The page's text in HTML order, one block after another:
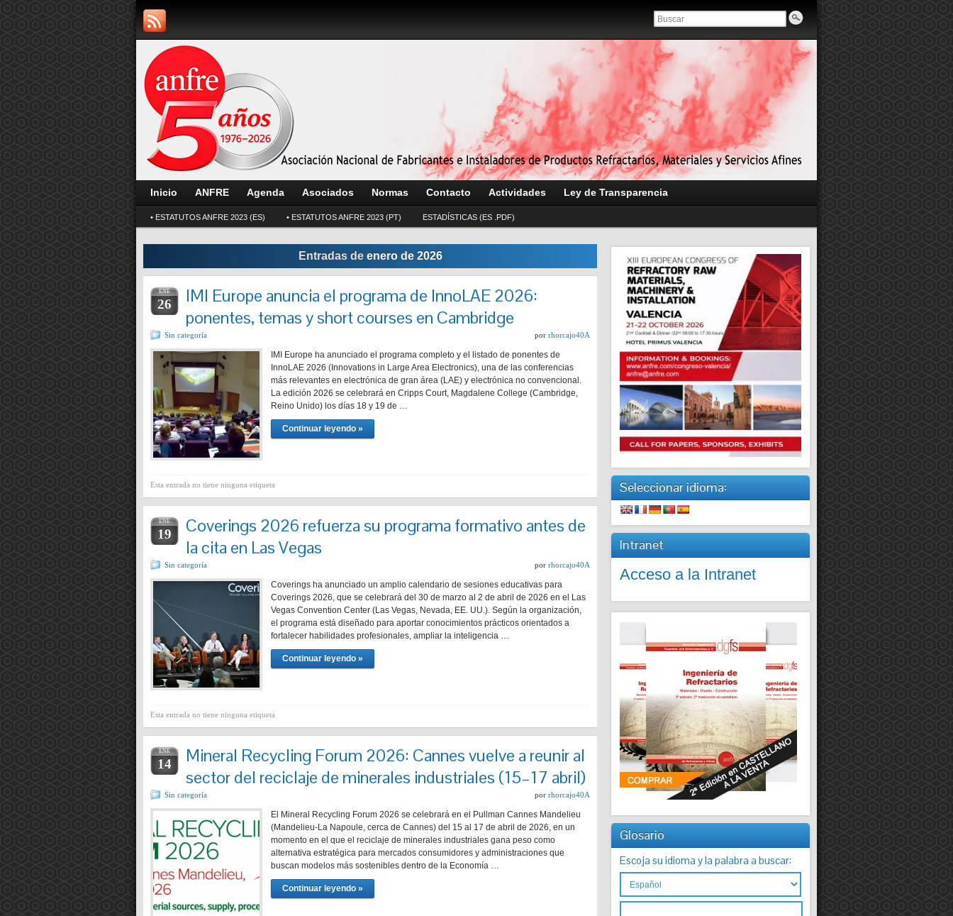
Inicio ANFRE Agenda Asociados Normas Contacto Actividades Ley de Transparencia
• ESTATUTOS ANFRE 2023 (ES) • ESTATUTOS ANFRE 2023 (PT) ESTADÍSTICAS (ES .PDF)
Entradas de enero de 2026
ENE
26
IMI Europe anuncia el programa de InnoLAE 2026:
ponentes, temas y short courses en Cambridge
Sin categoría por rhorcajo40A
IMI Europe ha anunciado el programa completo y el listado de ponentes de
InnoLAE 2026 (Innovations in Large Area Electronics), una de las conferencias
más relevantes en electrónica de gran área (LAE) y electrónica no convencional.
La edición 2026 se celebrará en Cripps Court, Magdalene College (Cambridge,
Reino Unido) los días 18 y 19 de …
Continuar leyendo »
Esta entrada no tiene ninguna etiqueta
ENE
19
Coverings 2026 refuerza su programa formativo antes de
la cita en Las Vegas
Sin categoría por rhorcajo40A
Coverings ha anunciado un amplio calendario de sesiones educativas para
Coverings 2026, que se celebrará del 30 de marzo al 2 de abril de 2026 en el Las
Vegas Convention Center (Las Vegas, Nevada, EE. UU.). Según la organización,
el programa está diseñado para aportar conocimientos prácticos orientados a
fortalecer habilidades profesionales, ampliar la inteligencia …
Continuar leyendo »
Esta entrada no tiene ninguna etiqueta
ENE
14
Mineral Recycling Forum 2026: Cannes vuelve a reunir al
sector del reciclaje de minerales industriales (15–17 abril)
Sin categoría por rhorcajo40A
El Mineral Recycling Forum 2026 se celebrará en el Pullman Cannes Mandelieu
(Mandelieu-La Napoule, cerca de Cannes) del 15 al 17 de abril de 2026, en un
momento en el que el reciclaje de minerales industriales gana peso como
alternativa estratégica para mercados consumidores y administraciones que
buscan modelos más sostenibles dentro de la Economía …
Continuar leyendo »
Seleccionar idioma:
Intranet
Acceso a la Intranet
Glosario
Escoja su idioma y la palabra a buscar: